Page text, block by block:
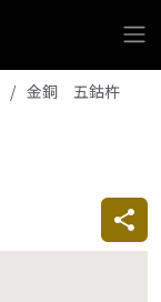
金銅 五鈷杵